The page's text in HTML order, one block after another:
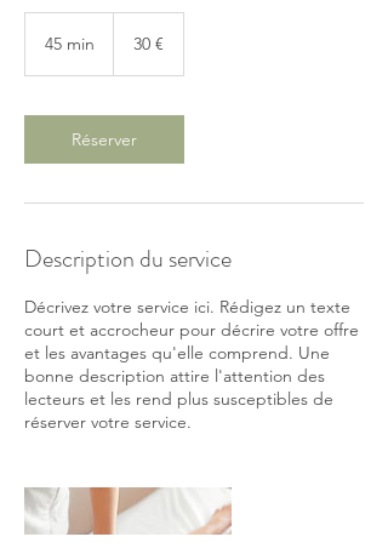
45 min
i
n
30 €
Réserver
Description du service
Décrivez votre service ici. Rédigez un texte
court et accrocheur pour décrire votre offre
et les avantages qu'elle comprend. Une
bonne description attire l'attention des
lecteurs et les rend plus susceptibles de
réserver votre service.